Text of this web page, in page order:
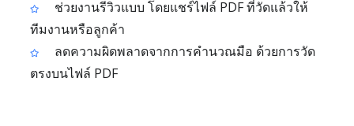
ช่วยงานรีวิวแบบ โดยแชร์ไฟล์ PDF ที่วัดแล้วให้
ทีมงานหรือลูกค้า
ลดความผิดพลาดจากการคำนวณมือ ด้วยการวัด
ตรงบนไฟล์ PDF